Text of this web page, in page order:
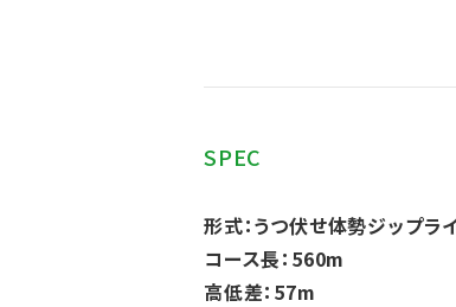
SPEC
形式：うつ伏せ体勢ジップラ
コース長：560m
高低差：57m